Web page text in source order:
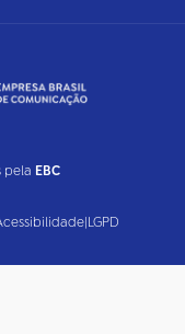
pela EBC
|LGPD